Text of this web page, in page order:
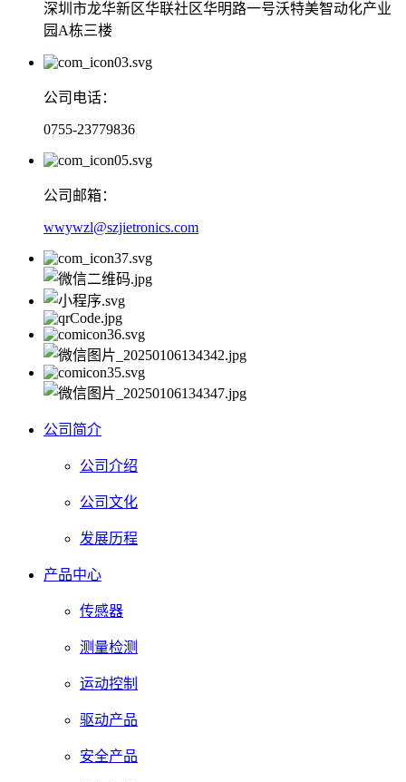
深圳市龙华新区华联社区华明路一号沃特美智动化产业
园A栋三楼
公司电话：
0755-23779836
公司邮箱：
wwywzl@szjietronics.com
公司简介
公司介绍
公司文化
发展历程
产品中心
传感器
测量检测
运动控制
驱动产品
安全产品